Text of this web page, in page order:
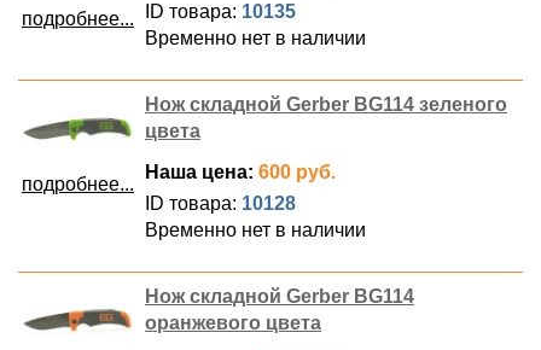
подробнее...
ID товара: 10135
Временно нет в наличии
подробнее...
Нож складной Gerber BG114 зеленого
цвета
Наша цена: 600 руб.
ID товара: 10128
Временно нет в наличии
Нож складной Gerber BG114
оранжевого цвета